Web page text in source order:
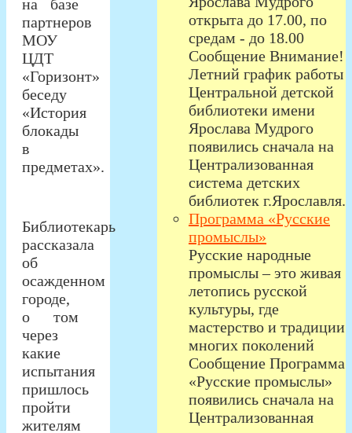
на базе
партнеров
МОУ
ЦДТ
«Горизонт»
беседу
«История
блокады
в
предметах».
Библиотекарь
рассказала
об
осажденном
городе,
о том
через
какие
испытания
пришлось
пройти
жителям
открыта до 17.00, по
средам - до 18.00
Сообщение Внимание!
Летний график работы
Центральной детской
библиотеки имени
Ярослава Мудрого
появились сначала на
Централизованная
система детских
библиотек г.Ярославля.
Программа «Русские
промыслы»
Русские народные
промыслы – это живая
летопись русской
культуры, где
мастерство и традиции
многих поколений
Сообщение Программа
«Русские промыслы»
появились сначала на
Централизованная